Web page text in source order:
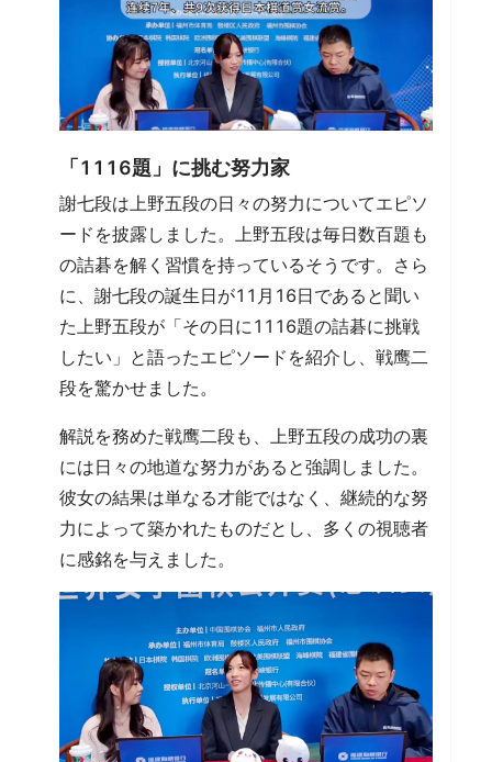
「1116題」に挑む努力家
謝七段は上野五段の日々の努力についてエピソ
ードを披露しました。上野五段は毎日数百題も
の詰碁を解く習慣を持っているそうです。さら
に、謝七段の誕生日が11月16日であると聞い
た上野五段が「その日に1116題の詰碁に挑戦
したい」と語ったエピソードを紹介し、戦鹰二
段を驚かせました。
解説を務めた戦鹰二段も、上野五段の成功の裏
には日々の地道な努力があると強調しました。
彼女の結果は単なる才能ではなく、継続的な努
力によって築かれたものだとし、多くの視聴者
に感銘を与えました。